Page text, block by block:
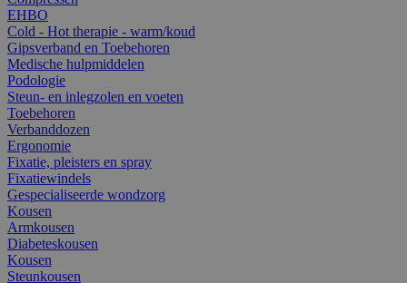
EHBO
Cold - Hot therapie - warm/koud
Gipsverband en Toebehoren
Medische hulpmiddelen
Podologie
Steun- en inlegzolen en voeten
Toebehoren
Verbanddozen
Ergonomie
Fixatie, pleisters en spray
Fixatiewindels
Gespecialiseerde wondzorg
Kousen
Armkousen
Diabeteskousen
Kousen
Steunkousen